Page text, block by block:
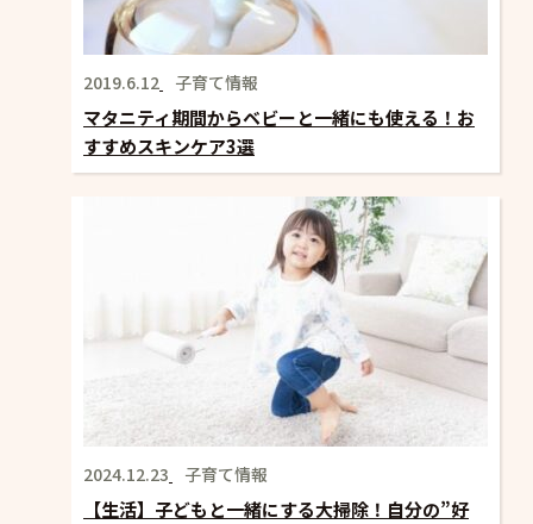
2019.6.12 子育て情報
マタニティ期間からベビーと一緒にも使える！お
すすめスキンケア3選
2024.12.23 子育て情報
【生活】子どもと一緒にする大掃除！自分の”好